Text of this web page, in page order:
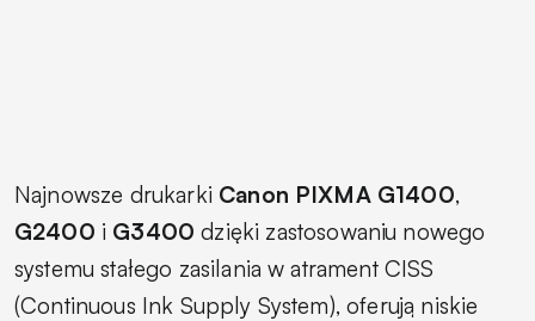
Najnowsze drukarki Canon PIXMA G1400,
G2400 i G3400 dzięki zastosowaniu nowego
systemu stałego zasilania w atrament CISS
(Continuous Ink Supply System), oferują niskie